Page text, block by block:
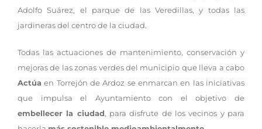
Adolfo Suárez, el parque de las Veredillas, y todas las
jardineras del centro de la ciudad.
Todas las actuaciones de mantenimiento, conservación y
mejoras de las zonas verdes del municipio que lleva a cabo
Actúa en Torrejón de Ardoz se enmarcan en las iniciativas
que impulsa el Ayuntamiento con el objetivo de
embellecer la ciudad, para disfrute de los vecinos y para